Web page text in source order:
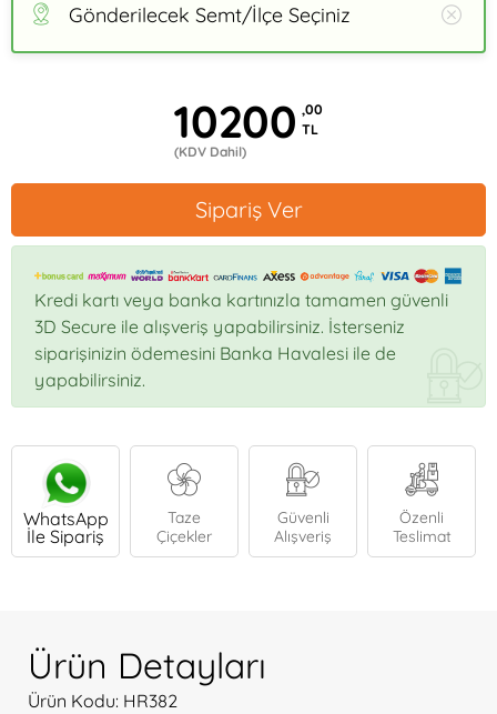
Gönderilecek Semt/İlçe Seçiniz
10200 ,00
TL
(KDV Dahil)
Sipariş Ver
Kredi kartı veya banka kartınızla tamamen güvenli
3D Secure ile alışveriş yapabilirsiniz. İsterseniz
siparişinizin ödemesini Banka Havalesi ile de
yapabilirsiniz.
WhatsApp
İle Sipariş
Taze
Çiçekler
Güvenli
Alışveriş
Özenli
Teslimat
Ürün Detayları
Ürün Kodu: HR382